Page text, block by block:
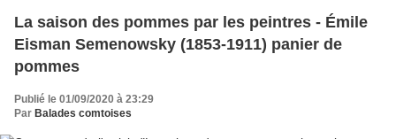
La saison des pommes par les peintres - Émile
Eisman Semenowsky (1853-1911) panier de
pommes
Publié le 01/09/2020 à 23:29
Par Balades comtoises